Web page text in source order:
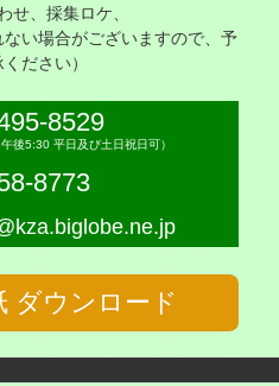
せ、採集ロケ、
い場合がございますので、予
ださい）
8529
後5:30 平日及び土日祝日可）
8773
ダウンロード